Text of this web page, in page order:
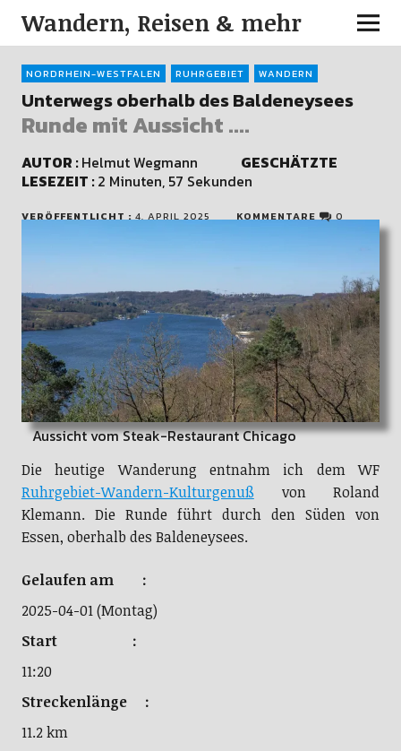
Wandern, Reisen & mehr
NORDRHEIN-WESTFALEN RUHRGEBIET WANDERN
Unterwegs oberhalb des Baldeneysees
Runde mit Aussicht ....
AUTOR :Helmut Wegmann GESCHÄTZTE
LESEZEIT :2 Minuten, 57 Sekunden
VERÖFFENTLICHT : 4. APRIL 2025 KOMMENTARE 0
Aussicht vom Steak-Restaurant Chicago
Die heutige Wanderung entnahm ich dem WF
Ruhrgebiet-Wandern-Kulturgenuß von Roland
Klemann. Die Runde führt durch den Süden von
Essen, oberhalb des Baldeneysees.
Gelaufen am :
2025-04-01 (Montag)
Start :
11:20
Streckenlänge :
11.2 km